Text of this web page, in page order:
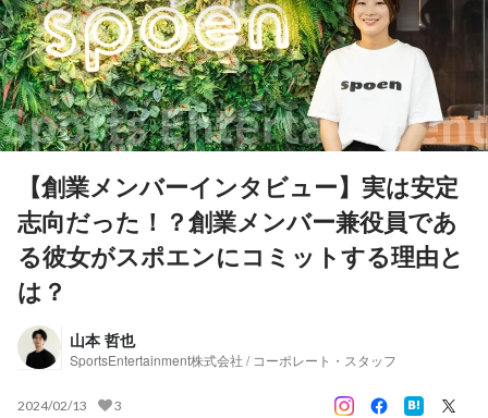
【創業メンバーインタビュー】実は安定
志向だった！？創業メンバー兼役員であ
る彼女がスポエンにコミットする理由と
は？
山本 哲也
SportsEntertainment株式会社 / コーポレート・スタッフ
2024/02/13 3